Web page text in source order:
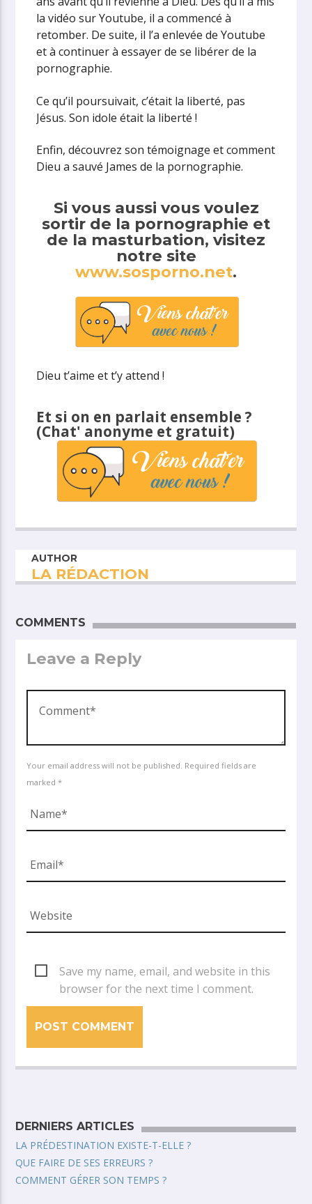
la vidéo sur Youtube, il a commencé à
retomber. De suite, il l’a enlevée de Youtube
et à continuer à essayer de se libérer de la
pornographie.
Ce qu’il poursuivait, c’était la liberté, pas
Jésus. Son idole était la liberté !
Enfin, découvrez son témoignage et comment
Dieu a sauvé James de la pornographie.
Si vous aussi vous voulez
sortir de la pornographie et
de la masturbation, visitez
notre site
www.sosporno.net.
Dieu t’aime et t’y attend !
Et si on en parlait ensemble ?
(Chat' anonyme et gratuit)
AUTHOR
LA RÉDACTION
COMMENTS
Leave a Reply
Your email address will not be published. Required fields are
marked *
Save my name, email, and website in this
browser for the next time I comment.
DERNIERS ARTICLES
LA PRÉDESTINATION EXISTE-T-ELLE ?
QUE FAIRE DE SES ERREURS ?
COMMENT GÉRER SON TEMPS ?